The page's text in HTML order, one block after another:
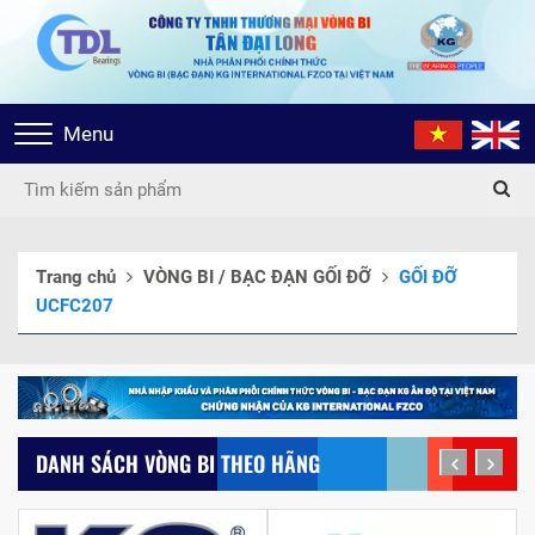
Toggle
navigation
Menu
Trang chủ VÒNG BI / BẠC ĐẠN GỐI ĐỠ
GỐI ĐỠ
UCFC207
DANH SÁCH VÒNG BI THEO HÃNG prev next